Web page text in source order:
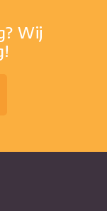
Wij